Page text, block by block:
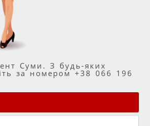
Суми. З будь-яких
за номером +38 066 196